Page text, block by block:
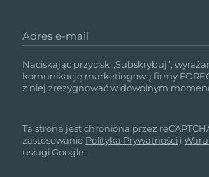
Adres e-mail
Naciskając przycisk „Subskrybuj”,
komunikację marketingową firmy
z niej zrezygnować w dowolnym
Ta strona jest chroniona przez
zastosowanie Polityka Prywatności i
usługi Google.